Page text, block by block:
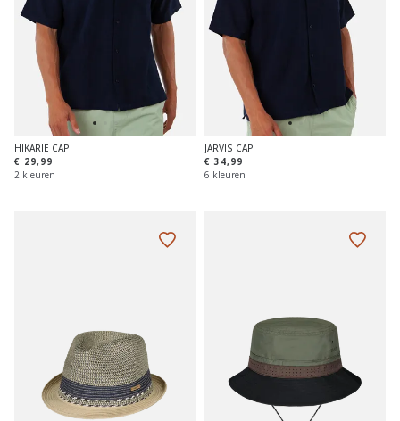
HIKARIE CAP
€ 29,99
2 kleuren
JARVIS CAP
€ 34,99
6 kleuren